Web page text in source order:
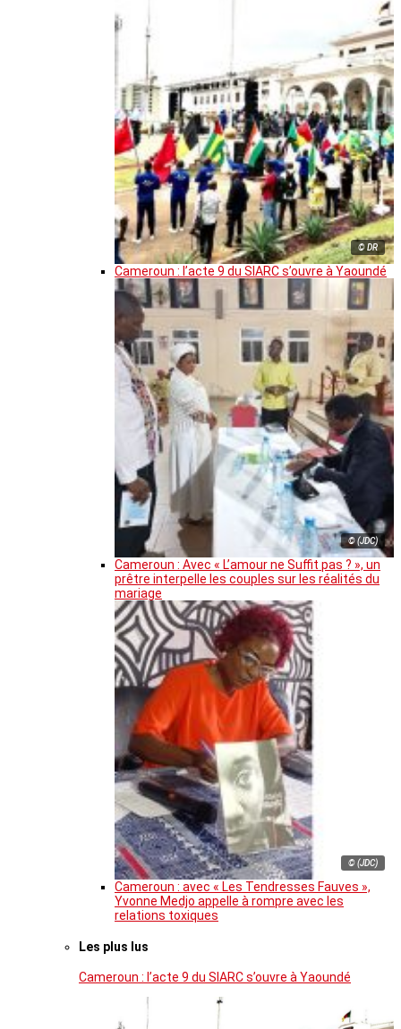
© DR
Cameroun : l’acte 9 du SIARC s’ouvre à Yaoundé
© (JDC)
Cameroun : Avec « L’amour ne Suffit pas ? », un
prêtre interpelle les couples sur les réalités du
mariage
© (JDC)
Cameroun : avec « Les Tendresses Fauves »,
Yvonne Medjo appelle à rompre avec les
relations toxiques
Les plus lus
Cameroun : l’acte 9 du SIARC s’ouvre à Yaoundé